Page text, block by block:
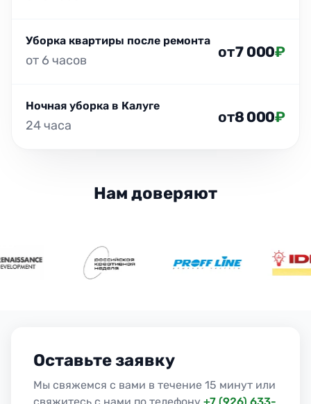
Уборка квартиры после ремонта
от 6 часов от7 000₽
Ночная уборка в Калуге
24 часа от8 000₽
Нам доверяют
Оставьте заявку
Мы свяжемся с вами в течение 15 минут или